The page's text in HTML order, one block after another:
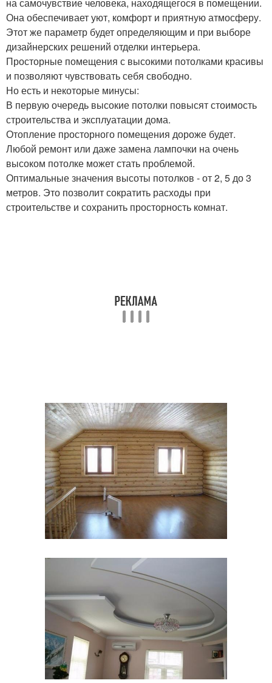
Она обеспечивает уют, комфорт и приятную атмосферу.
Этот же параметр будет определяющим и при выборе
дизайнерских решений отделки интерьера.
Просторные помещения с высокими потолками красивы
и позволяют чувствовать себя свободно.
Но есть и некоторые минусы:
В первую очередь высокие потолки повысят стоимость
строительства и эксплуатации дома.
Отопление просторного помещения дороже будет.
Любой ремонт или даже замена лампочки на очень
высоком потолке может стать проблемой.
Оптимальные значения высоты потолков - от 2, 5 до 3
метров. Это позволит сократить расходы при
строительстве и сохранить просторность комнат.